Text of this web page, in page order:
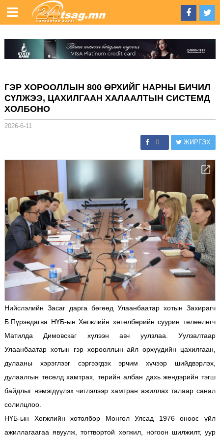
ГЭР ХОРООЛЛЫН 800 ӨРХИЙГ НАРНЫ БИЧИЛ
СҮЛЖЭЭ, ЦАХИЛГААН ХАЛААЛТЫН СИСТЕМД
ХОЛБОНО
2026-6-11
0 ЖИРГЭХ
Нийслэлийн Засаг дарга бөгөөд Улаанбаатар хотын Захирагч
Б.Пүрэвдагва НҮБ-ын Хөгжлийн хөтөлбөрийн суурин төлөөлөгч
Матилда Димовскаг хүлээн авч уулзлаа. Уулзалтаар
Улаанбаатар хотын гэр хорооллын айл өрхүүдийн цахилгаан,
дулааны хэрэглээг сэргээгдэх эрчим хүчээр шийдвэрлэх,
дулаалгын төсөлд хамтрах, төрийн албан дахь жендэрийн тэгш
байдлыг нэмэгдүүлэх чиглэлээр хамтран ажиллах талаар санал
солилцлоо.
НҮБ-ын Хөгжлийн хөтөлбөр Монгол Улсад 1976 оноос үйл
ажиллагаагаа явуулж, тогтвортой хөгжил, ногоон шилжилт, уур